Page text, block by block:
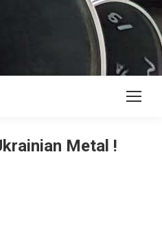
Metal !